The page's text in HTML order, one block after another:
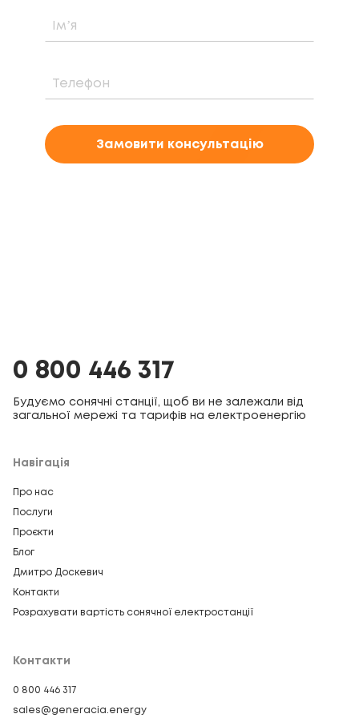
Замовити консультацію
0 800 446 317
Будуємо сонячні станції, щоб ви не залежали від
загальної мережі та тарифів на електроенергію
Навігація
Про нас
Послуги
Проєкти
Блог
Дмитро Доскевич
Контакти
Розрахувати вартість сонячної електростанції
Контакти
0 800 446 317
sales@generacia.energy